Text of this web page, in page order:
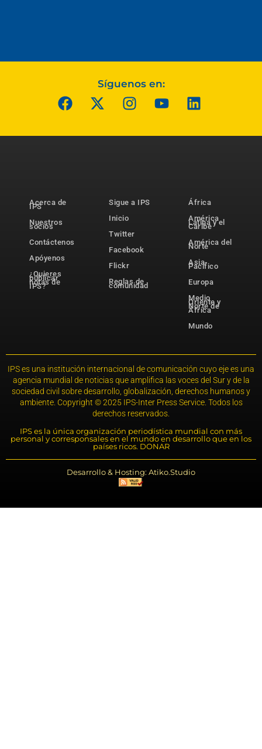
Síguenos en:
Acerca de
IPS
Nuestros
socios
Contáctenos
Apóyenos
¿Quieres
publicar
notas de
IPS?
Sigue a IPS
Inicio
Twitter
Facebook
Flickr
Reglas de
comunidad
África
América
Latina y el
Caribe
América del
Norte
Asia-
Pacífico
Europa
Medio
Oriente y
Norte de
África
Mundo
IPS es una institución internacional de comunicación cuyo eje es una
agencia mundial de noticias que amplifica las voces del Sur y de la
sociedad civil sobre desarrollo, globalización, derechos humanos y
ambiente. Copyright © 2025 IPS-Inter Press Service. Todos los
derechos reservados.
IPS es la única organización periodística mundial con más
personal y corresponsales en el mundo en desarrollo que en los
países ricos. DONAR
Desarrollo & Hosting: Atiko.Studio